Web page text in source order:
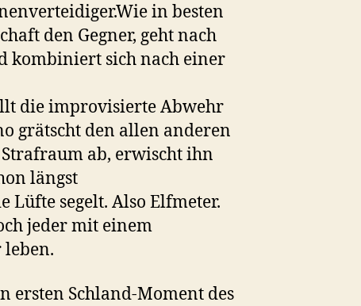
in besten
den Gegner, geht nach
kombiniert sich nach einer
die improvisierte Abwehr
grätscht den allen anderen
ab, erwischt ihn
längst
Lüfte segelt. Also Elfmeter.
jeder mit einem
ersten Schland-Moment des